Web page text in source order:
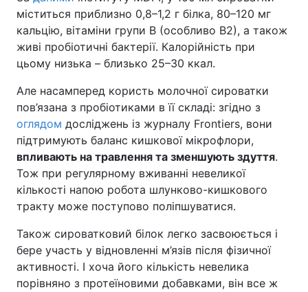
міститься приблизно 0,8–1,2 г білка, 80–120 мг
кальцію, вітаміни групи B (особливо B2), а також
живі пробіотичні бактерії. Калорійність при
цьому низька – близько 25–30 ккал.
Але насамперед користь молочної сироватки
пов’язана з пробіотиками в її складі: згідно з
оглядом досліджень із журналу Frontiers, вони
підтримують баланс кишкової мікрофлори,
впливають на травлення та зменшують здуття.
Тож при регулярному вживанні невеликої
кількості напою робота шлунково-кишкового
тракту може поступово поліпшуватися.
Також сироватковий білок легко засвоюється і
бере участь у відновленні м’язів після фізичної
активності. І хоча його кількість невелика
порівняно з протеїновими добавками, він все ж